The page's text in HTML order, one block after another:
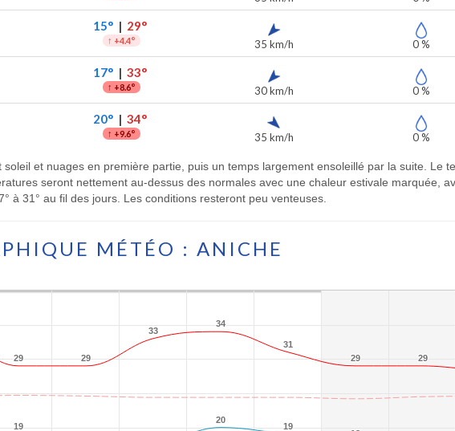
15°| 29°
↑ +4.4° 35 km/h 0 %
17°| 33°
↑ +8.6° 30 km/h 0 %
20°| 34°
↑ +9.6° 35 km/h 0 %
et nuages en première partie, puis un temps largement ensoleillé par la suite. Le
seront nettement au-dessus des normales avec une chaleur estivale marquée,
à 31° au fil des jours. Les conditions resteront peu venteuses.
MÉTÉO : ANICHE
29
29 29
29
33
33
34
34
31
31
29
29 29
29
19
19
20
20
19
19